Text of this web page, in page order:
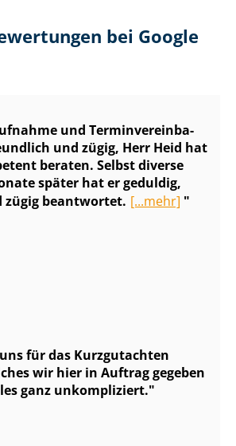
bei Google
und Ter­min­ver­ein­ba­
und zügig, Herr Heid hat
beraten. Selbst diverse
später hat er geduldig,
beantwortet. [...mehr]
für das Kurzgutachten
wir hier in Auftrag gegeben
ganz unkompliziert.